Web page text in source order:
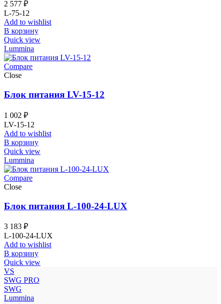
2 577 ₽
L-75-12
Add to wishlist
В корзину
Quick view
Lummina
Compare
Close
Блок питания LV-15-12
1 002 ₽
LV-15-12
Add to wishlist
В корзину
Quick view
Lummina
Compare
Close
Блок питания L-100-24-LUX
3 183 ₽
L-100-24-LUX
Add to wishlist
В корзину
Quick view
VS
SWG PRO
SWG
Lummina